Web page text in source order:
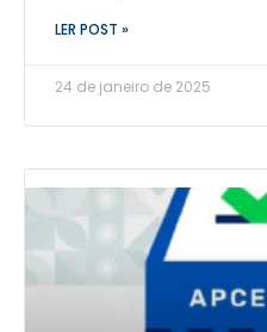
LER POST »
24 de janeiro de 2025